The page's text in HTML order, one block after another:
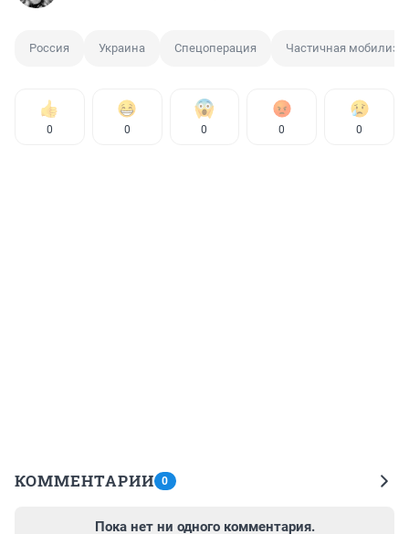
Россия Украина Спецоперация Частичная
0 0 0 0 0
КОММЕНТАРИИ 0
Пока нет ни одного комментария.